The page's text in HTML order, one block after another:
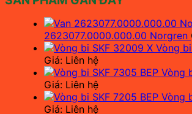
2623077.0000.000.00 Norgren
Vòng
Giá: Liên hệ
Vòng
Giá: Liên hệ
Vòng
Giá: Liên hệ